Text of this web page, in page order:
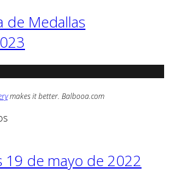
de Medallas
makes it better. Balbooa.com
19 de mayo de 2022